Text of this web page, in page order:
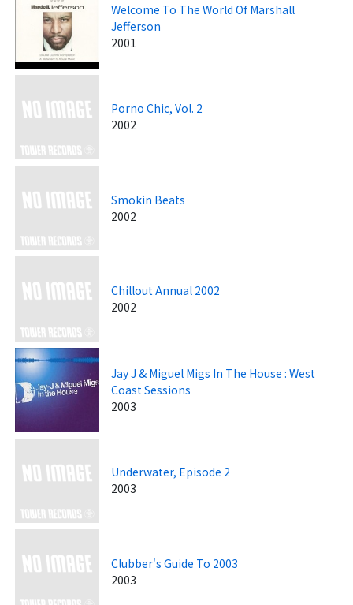
Welcome To The World Of Marshall
Jefferson
2001
Porno Chic, Vol. 2
2002
Smokin Beats
2002
Chillout Annual 2002
2002
Jay J & Miguel Migs In The House : West
Coast Sessions
2003
Underwater, Episode 2
2003
Clubber's Guide To 2003
2003